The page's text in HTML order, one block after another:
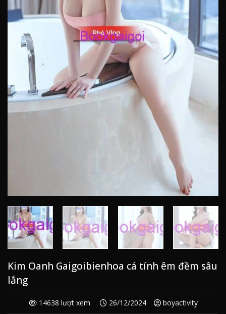
Kim Oanh Gaigoibienhoa cá tính êm đềm sâu
lắng
14638 lượt xem 26/12/2024 boyactivity